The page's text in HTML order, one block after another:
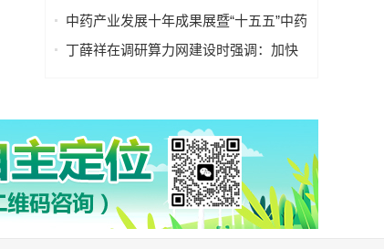
走进武汉
中药产业发展十年成果展暨“十五五”中药
行业高质量发展大会在昌举办
丁薛祥在调研算力网建设时强调：加快